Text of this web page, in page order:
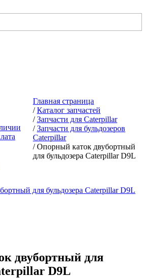
Главная страница
/Каталог запчастей
/Запчасти для Caterpillar
/Запчасти для бульдозеров
Caterpillar
/Опорный каток двубортный
для бульдозера Caterpillar D9L
двубортный для
D9L